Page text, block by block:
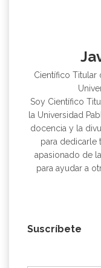
Científico Titular
Soy Científico
la Universidad
docencia y la
para dedicarle
apasionado de
para ayudar a
Suscríbete